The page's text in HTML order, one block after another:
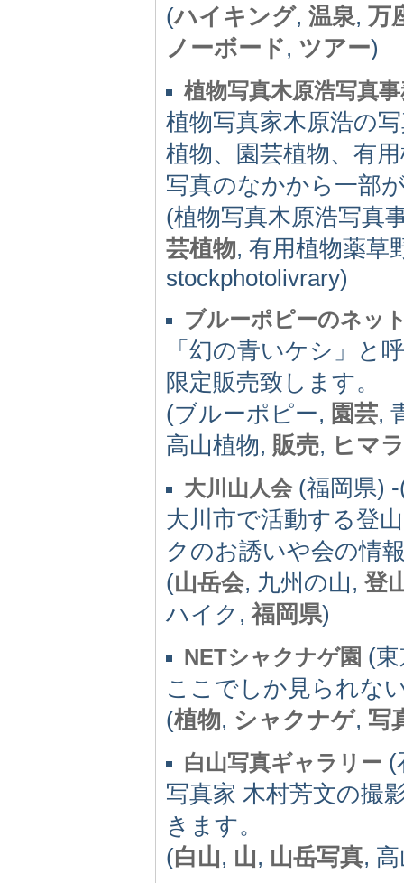
(ハイキング, 温泉, 万
ノーボード, ツアー)
植物写真木原浩写真
植物写真家木原浩の
植物、園芸植物、有
写真のなかから一部
(植物写真木原浩写真
芸植物, 有用植物薬草
stockphotolivrary)
ブルーポピーのネッ
「幻の青いケシ」と
限定販売致します。
(ブルーポピー, 園芸,
高山植物, 販売, ヒマ
大川山人会(福岡県) -
大川市で活動する登
クのお誘いや会の情
(山岳会, 九州の山, 登
ハイク,福岡県)
NETシャクナゲ園 (
ここでしか見られな
(植物, シャクナゲ, 写
白山写真ギャラリー (
写真家 木村芳文の撮
きます。
(白山, 山, 山岳写真,